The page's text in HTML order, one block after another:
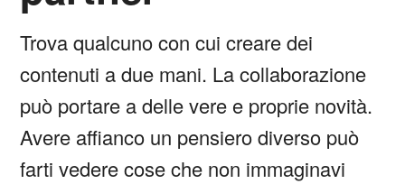
Trova qualcuno con cui creare dei
contenuti a due mani. La collaborazione
può portare a delle vere e proprie novità.
Avere affianco un pensiero diverso può
farti vedere cose che non immaginavi